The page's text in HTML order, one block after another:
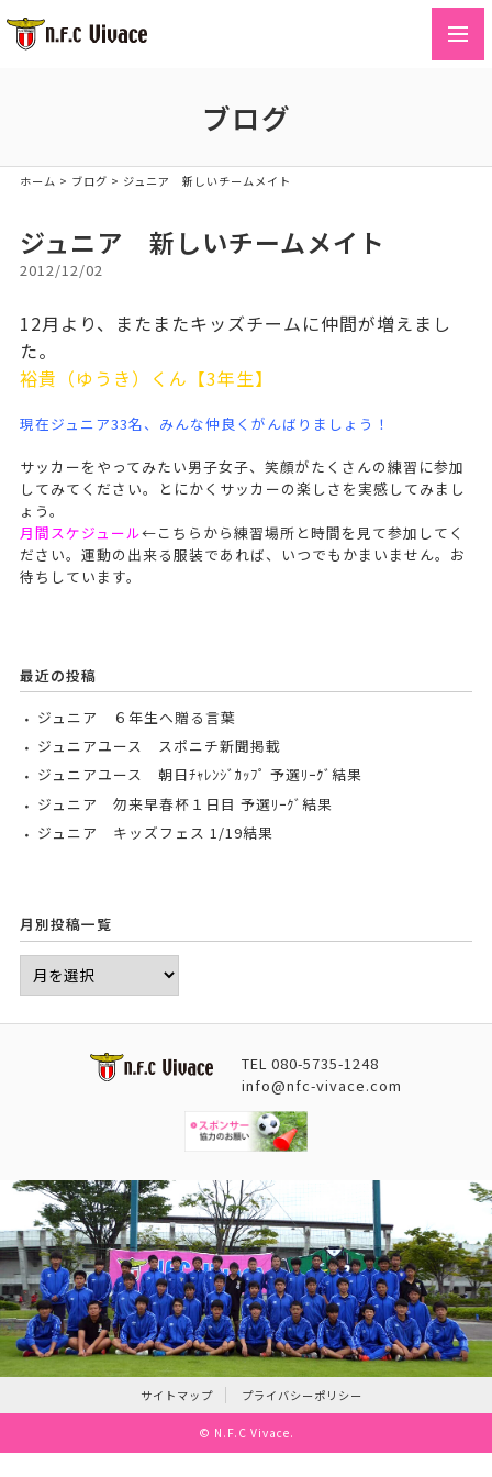
ブログ
ホーム > ブログ > ジュニア 新しいチームメイト
ジュニア 新しいチームメイト
2012/12/02
12月より、またまたキッズチームに仲間が増えまし
た。
裕貴（ゆうき）くん【3年生】
現在ジュニア33名、みんな仲良くがんばりましょう！
サッカーをやってみたい男子女子、笑顔がたくさんの練習に参加
してみてください。とにかくサッカーの楽しさを実感してみまし
ょう。
月間スケジュール←こちらから練習場所と時間を見て参加してく
ださい。運動の出来る服装であれば、いつでもかまいません。お
待ちしています。
最近の投稿
ジュニア ６年生へ贈る言葉
ジュニアユース スポニチ新聞掲載
ジュニアユース 朝日ﾁｬﾚﾝｼﾞｶｯﾌﾟ 予選ﾘｰｸﾞ結果
ジュニア 勿来早春杯１日目 予選ﾘｰｸﾞ結果
ジュニア キッズフェス 1/19結果
月別投稿一覧
TEL 080-5735-1248
info@nfc-vivace.com
サイトマップ プライバシーポリシー
© N.F.C Vivace.